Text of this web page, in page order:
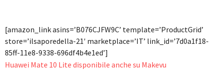
[amazon_link asins=’B076CJFW9C’ template=’ProductGrid’
store=’ilsaporedella-21′ marketplace=’IT’ link_id=’7d0a1f18-
85ff-11e8-9338-696df4b4e1ed’]
Huawei Mate 10 Lite disponibile anche su Makevu